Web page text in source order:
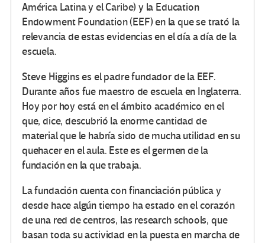
América Latina y el Caribe) y la Education
Endowment Foundation (EEF) en la que se trató la
relevancia de estas evidencias en el día a día de la
escuela.
Steve Higgins es el padre fundador de la EEF.
Durante años fue maestro de escuela en Inglaterra.
Hoy por hoy está en el ámbito académico en el
que, dice, descubrió la enorme cantidad de
material que le habría sido de mucha utilidad en su
quehacer en el aula. Este es el germen de la
fundación en la que trabaja.
La fundación cuenta con financiación pública y
desde hace algún tiempo ha estado en el corazón
de una red de centros, las research schools, que
basan toda su actividad en la puesta en marcha de